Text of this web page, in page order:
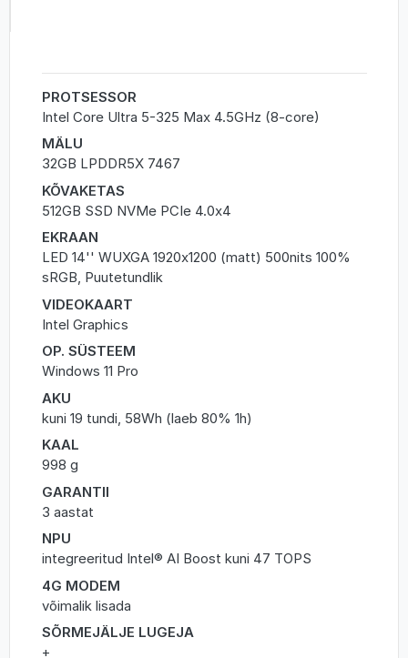
PROTSESSOR
Intel Core Ultra 5-325 Max 4.5GHz (8-core)
MÄLU
32GB LPDDR5X 7467
KÕVAKETAS
512GB SSD NVMe PCIe 4.0x4
EKRAAN
LED 14'' WUXGA 1920x1200 (matt) 500nits 100%
sRGB, Puutetundlik
VIDEOKAART
Intel Graphics
OP. SÜSTEEM
Windows 11 Pro
AKU
kuni 19 tundi, 58Wh (laeb 80% 1h)
KAAL
998 g
GARANTII
3 aastat
NPU
integreeritud Intel® AI Boost kuni 47 TOPS
4G MODEM
võimalik lisada
SÕRMEJÄLJE LUGEJA
+